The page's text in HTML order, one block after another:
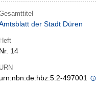
der Stadt Düren
Heft
Nr. 14
URN
497001